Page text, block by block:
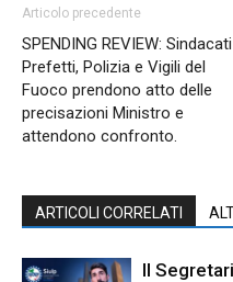
Articolo precedente
SPENDING REVIEW: Sindacati
Prefetti, Polizia e Vigili del
Fuoco prendono atto delle
precisazioni Ministro e
attendono confronto.
ARTICOLI CORRELATI
Il